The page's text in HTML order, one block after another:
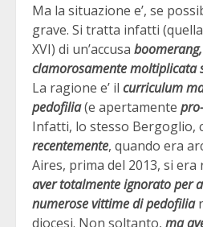
Ma la situazione e’, se
grave. Si tratta infatti
XVI) di un’accusa
clamorosamente moltiplicata
La ragione e’ il curriculum
pedofilia(e apertamente
Infatti, lo stesso Bergoglio,
recentemente, quando era
Aires, prima del 2013, si era
aver totalmente ignorato per
numerose vittime di pedofilia
diocesi. Non soltanto, ma